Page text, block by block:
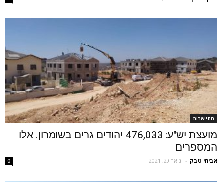
התיישבות
מועצת יש"ע: 476,033 יהודים גרים בשומרון. אלו
המספרים
אביחי טבק - ינואר 20, 2021 0